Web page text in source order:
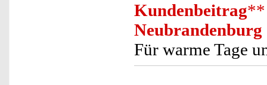
Kundenbeitrag**
Neubrandenburg
Für warme Tage